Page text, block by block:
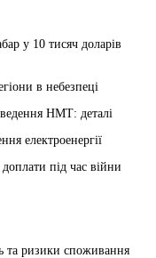
у 10 тисяч доларів
в небезпеці
НМТ: деталі
електроенергії
під час війни
та ризики споживання